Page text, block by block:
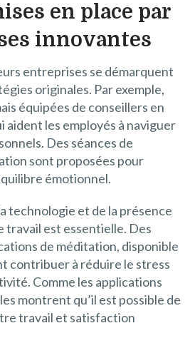
en place par
innovantes
entreprises se démarquent
originales. Par exemple,
équipées de conseillers en
aident les employés à naviguer
Des séances de
sont proposées pour
émotionnel.
technologie et de la présence
travail est essentielle. Des
de méditation, disponible
contribuer à réduire le stress
Comme les applications
montrent qu’il est possible de
travail et satisfaction